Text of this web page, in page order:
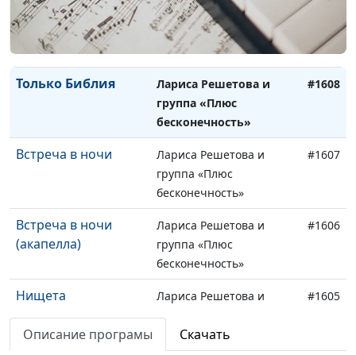
Звезды упали с неба
Лариса Решетова и
группа «Плюс
бесконечность»
Только Библия
Лариса Решетова и
группа «Плюс
бесконечность»
#1608
Встреча в ночи
Лариса Решетова и
группа «Плюс
бесконечность»
#1607
Встреча в ночи
(акапелла)
Лариса Решетова и
группа «Плюс
бесконечность»
#1606
Нищета
Лариса Решетова и
группа «Плюс
бесконечность»
#1605
Описание програмы Скачать